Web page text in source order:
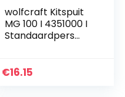
wolfcraft Kitspuit
MG 100 I 4351000 I
Standaardpers
€16.15